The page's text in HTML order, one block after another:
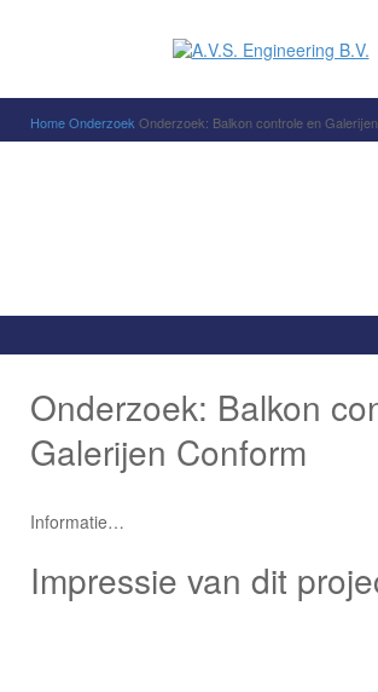
HomeOnderzoek Onderzoek: Balkon controle en
Onderzoek: Balkon
Galerijen Conform
Informatie…
Impressie van dit